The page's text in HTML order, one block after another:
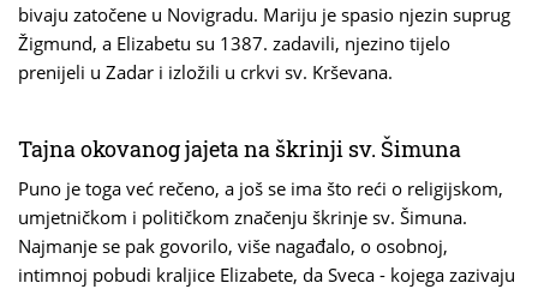
bivaju zatočene u Novigradu. Mariju je spasio njezin suprug
Žigmund, a Elizabetu su 1387. zadavili, njezino tijelo
prenijeli u Zadar i izložili u crkvi sv. Krševana.
Tajna okovanog jajeta na škrinji sv. Šimuna
Puno je toga već rečeno, a još se ima što reći o religijskom,
umjetničkom i političkom značenju škrinje sv. Šimuna.
Najmanje se pak govorilo, više nagađalo, o osobnoj,
intimnoj pobudi kraljice Elizabete, da Sveca - kojega zazivaju